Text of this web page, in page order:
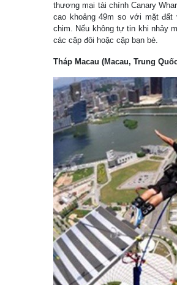
thương mại tài chính Canary
cao khoảng 49m so với mặt
chim. Nếu không tự tin khi nhảy
các cặp đôi hoặc cặp bạn bè.
Tháp Macau (Macau, Trung